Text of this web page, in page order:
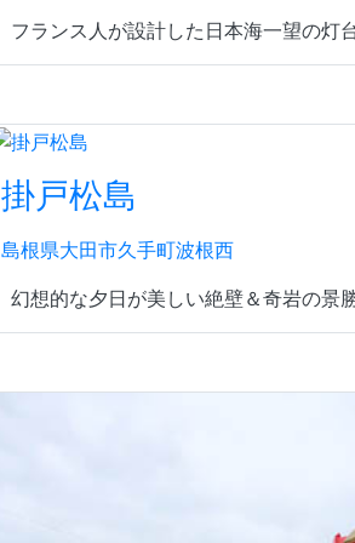
フランス人が設計した日本海一望の灯
掛戸松島
島根県大田市久手町波根西
幻想的な夕日が美しい絶壁＆奇岩の景